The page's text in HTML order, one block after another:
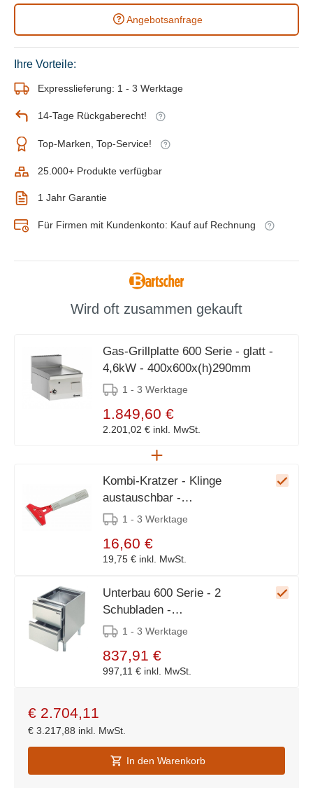
Angebotsanfrage
Ihre Vorteile:
Expresslieferung: 1 - 3 Werktage
14-Tage Rückgaberecht!
Top-Marken, Top-Service!
25.000+ Produkte verfügbar
1 Jahr Garantie
Für Firmen mit Kundenkonto: Kauf auf Rechnung
Wird oft zusammen gekauft
Gas-Grillplatte 600 Serie - glatt -
4,6kW - 400x600x(h)290mm
1 - 3 Werktage
1.849,60 €
2.201,02 € inkl. MwSt.
Kombi-Kratzer - Klinge
austauschbar -
110x210x(h)30mm
1 - 3 Werktage
16,60 €
19,75 € inkl. MwSt.
Unterbau 600 Serie - 2
Schubladen -
400x550x(h)580mm
1 - 3 Werktage
837,91 €
997,11 € inkl. MwSt.
€ 2.704,11
€ 3.217,88 inkl. MwSt.
In den Warenkorb